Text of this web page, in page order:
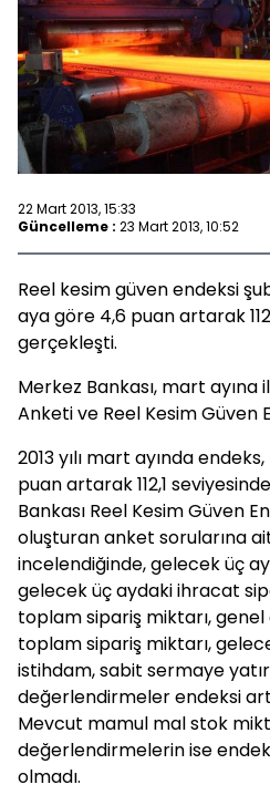
22 Mart 2013, 15:33
Güncelleme : 23 Mart 2013, 10:52
Reel kesim güven endeksi
aya göre 4,6 puan artarak
gerçekleşti.
Merkez Bankası, mart ayına
Anketi ve Reel Kesim Güven
2013 yılı mart ayında
puan artarak 112,1
Bankası Reel Kesim Güven
oluşturan anket sorularına
incelendiğinde, gelecek üç
gelecek üç aydaki ihracat
toplam sipariş miktarı,
toplam sipariş miktarı,
istihdam, sabit sermaye
değerlendirmeler endeksi
Mevcut mamul mal stok
değerlendirmelerin ise
olmadı.